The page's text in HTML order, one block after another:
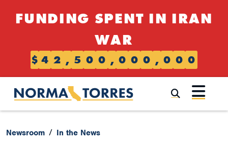
FUNDING SPENT IN IRAN
WAR
$ 4 2 , 5 0 0 , 0 0 0 , 0 0 0
Newsroom In the News